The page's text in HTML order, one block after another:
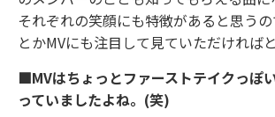
それぞれの笑顔にも特徴があると思う
とかMVにも注目して見ていただければ
■MVはちょっとファーストテイクっぽ
っていましたよね。(笑)